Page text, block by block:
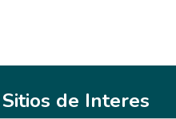
Sitios de Interes